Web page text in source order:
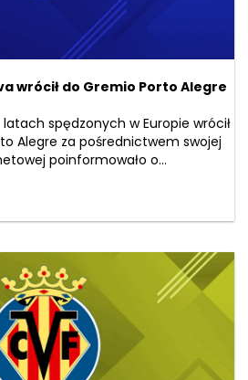
wrócił do Gremio Porto Alegre
spędzonych w Europie wrócił
Alegre za pośrednictwem swojej
poinformowało o...